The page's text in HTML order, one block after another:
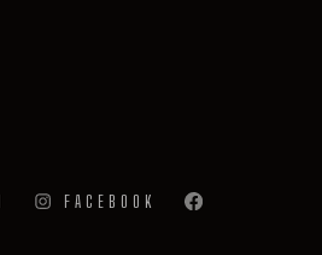
FACEBOOK